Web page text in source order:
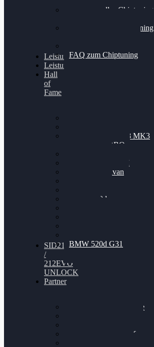
Professionelles Chiptuning
Professionelles Chiptuning
FAQ zum Chiptuning
Leistungsmessung
Leistungsprüfstand
Hall
of
Fame
Nissan GT-R35 3.8 MK3
V6 TWINTURBO
VW Passat 2.0TDI
VW T6 Multivan
BMW 120d
BMW 520d G31
SID212
/
212EVO
UNLOCK
Partner
Bilgenroth Performance
Chiptuning Schüttorf